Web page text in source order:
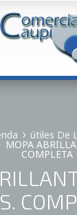
útiles De
MOPA
COMPLETA